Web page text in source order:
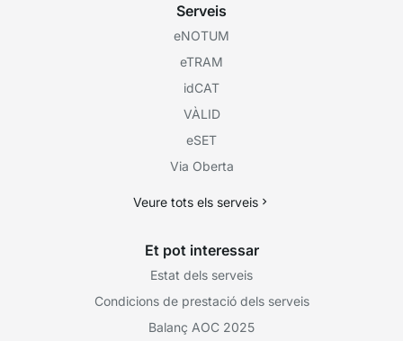
Serveis
eNOTUM
eTRAM
idCAT
VÀLID
eSET
Via Oberta
Veure tots els serveis
Et pot interessar
Estat dels serveis
Condicions de prestació dels serveis
Balanç AOC 2025